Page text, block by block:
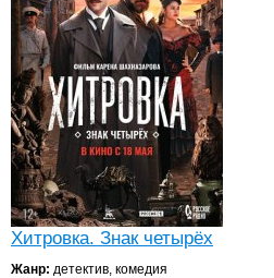
Хитровка. Знак четырёх
Жанр: детектив, комедия